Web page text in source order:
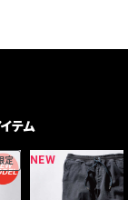
テム
定 NEW